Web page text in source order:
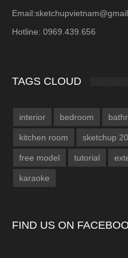
Hotline: 0969.439.656
TAGS CLOUD
interior bedroom
kitchen room sketchup
free model tutorial
karaoke
FIND US ON